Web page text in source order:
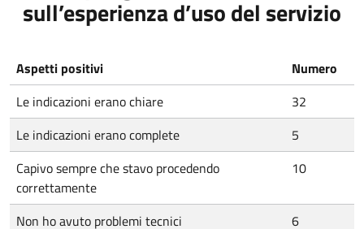
sull’esperienza d’uso del servizio
Aspetti positivi
Numero
Le indicazioni erano chiare
32
Le indicazioni erano complete
5
Capivo sempre che stavo procedendo
correttamente
10
Non ho avuto problemi tecnici
6